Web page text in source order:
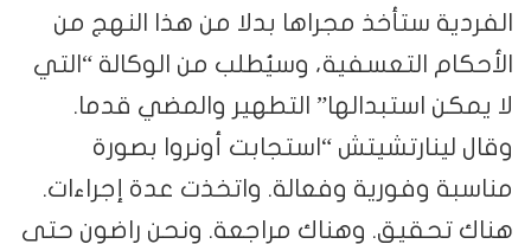
الفردية ستأخذ مجراها بدلا من هذا النهج من
الأحكام التعسفية، وسيُطلب من الوكالة “التي
لا يمكن استبدالها” التطهير والمضي قدما.
وقال لينارتشيتش “استجابت أونروا بصورة
مناسبة وفورية وفعالة. واتخذت عدة إجراءات.
هناك تحقيق. وهناك مراجعة. ونحن راضون حتى